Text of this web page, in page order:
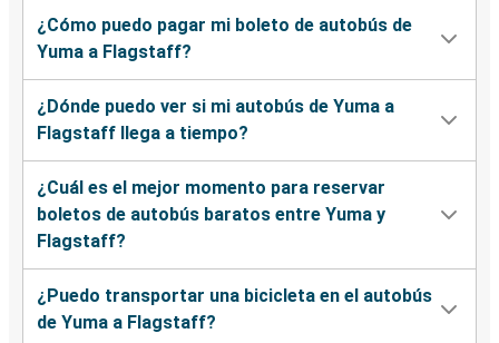
¿Cómo puedo pagar mi boleto de autobús de
Yuma a Flagstaff?
¿Dónde puedo ver si mi autobús de Yuma a
Flagstaff llega a tiempo?
¿Cuál es el mejor momento para reservar
boletos de autobús baratos entre Yuma y
Flagstaff?
¿Puedo transportar una bicicleta en el autobús
de Yuma a Flagstaff?